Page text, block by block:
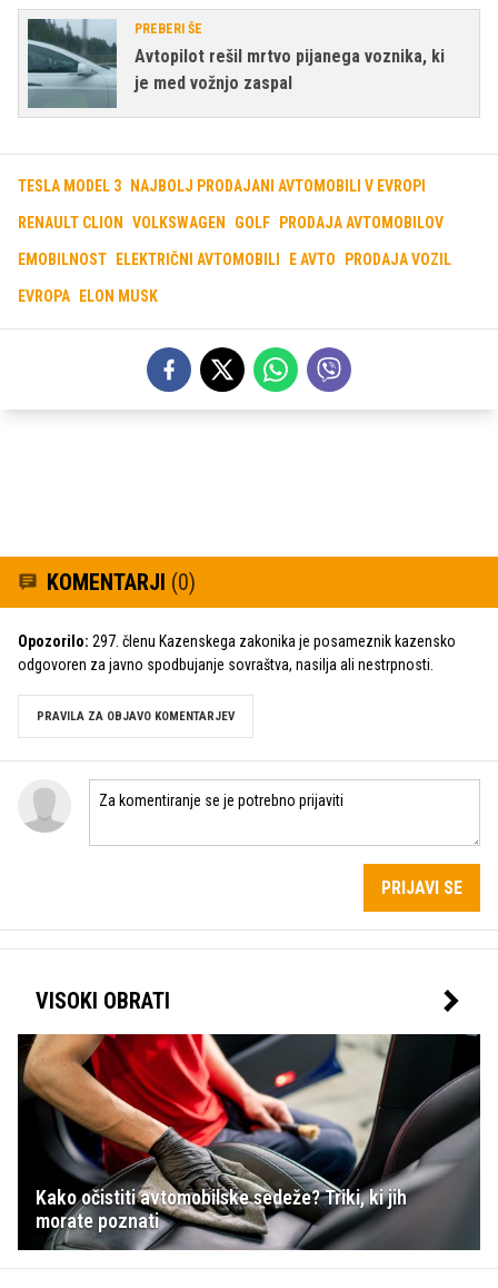
PREBERI ŠE
Avtopilot rešil mrtvo pijanega voznika, ki
je med vožnjo zaspal
TESLA MODEL 3 NAJBOLJ PRODAJANI AVTOMOBILI V EVROPI
RENAULT CLION VOLKSWAGEN GOLF PRODAJA AVTOMOBILOV
EMOBILNOST ELEKTRIČNI AVTOMOBILI E AVTO PRODAJA VOZIL
EVROPA ELON MUSK
KOMENTARJI (0)
Opozorilo: 297. členu Kazenskega zakonika je posameznik kazensko
odgovoren za javno spodbujanje sovraštva, nasilja ali nestrpnosti.
PRAVILA ZA OBJAVO KOMENTARJEV
PRIJAVI SE
VISOKI OBRATI
Kako očistiti avtomobilske sedeže? Triki, ki jih
morate poznati